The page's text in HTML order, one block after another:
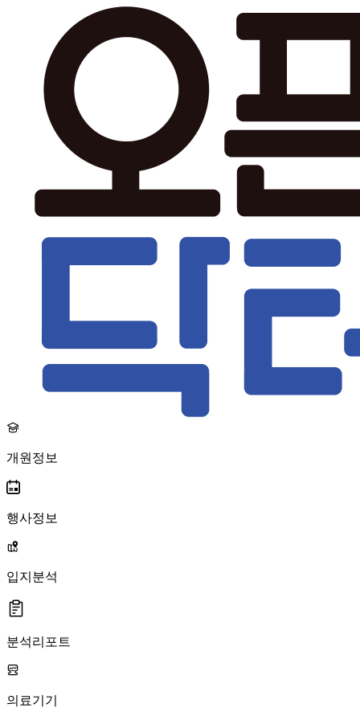
개원정보
행사정보
입지분석
분석리포트
의료기기